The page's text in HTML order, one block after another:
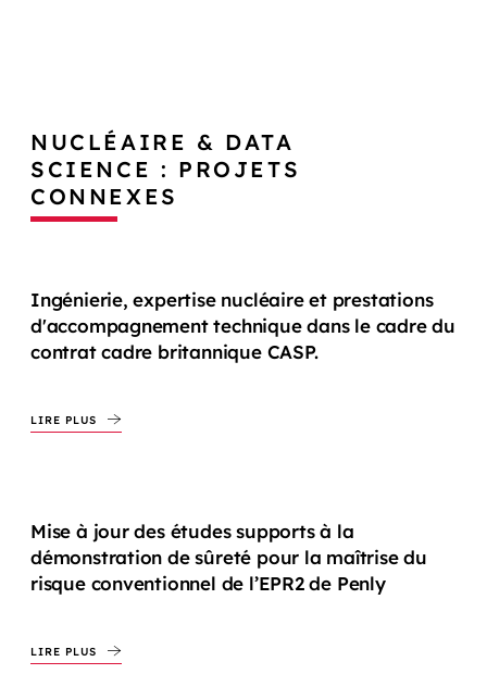
NUCLÉAIRE & DATA
SCIENCE : PROJETS
CONNEXES
Ingénierie, expertise nucléaire et prestations
d'accompagnement technique dans le cadre du
contrat cadre britannique CASP.
LIRE PLUS
Mise à jour des études supports à la
démonstration de sûreté pour la maîtrise du
risque conventionnel de l’EPR2 de Penly
LIRE PLUS